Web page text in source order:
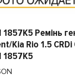
1857K5 Ремінь
Kia Rio 1.5
1857K5